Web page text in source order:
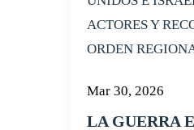
Mar 30, 2026
LA GUERRA